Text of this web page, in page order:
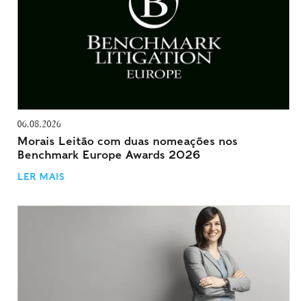
06.08.2026
Morais Leitão com duas nomeações nos
Benchmark Europe Awards 2026
LER MAIS